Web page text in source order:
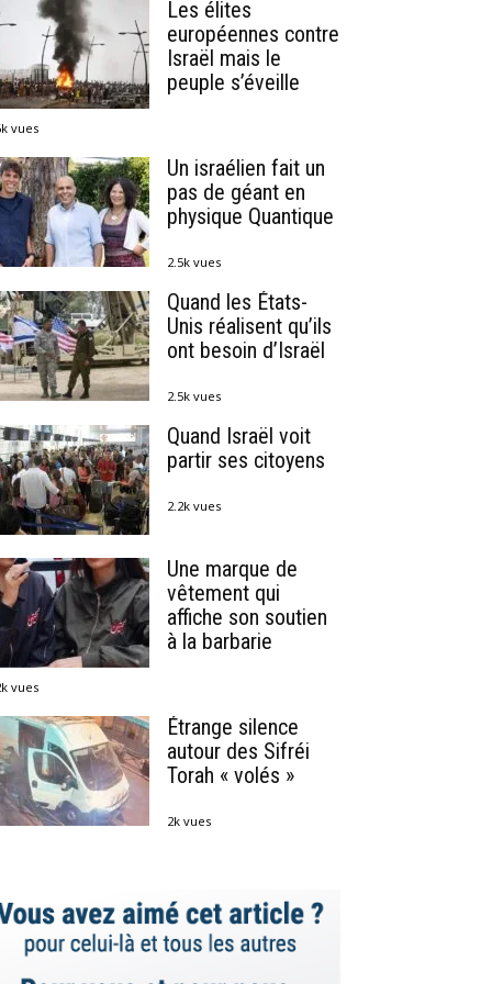
Les élites
européennes contre
Israël mais le
peuple s’éveille
vues
Un israélien fait un
pas de géant en
physique Quantique
2.5k vues
Quand les États-
Unis réalisent qu’ils
ont besoin d’Israël
2.5k vues
Quand Israël voit
partir ses citoyens
2.2k vues
Une marque de
vêtement qui
affiche son soutien
à la barbarie
vues
Étrange silence
autour des Sifréi
Torah « volés »
2k vues